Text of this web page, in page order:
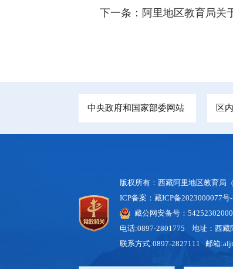
下一条： 阿里地区教育局关
中央政府和国家部委网站 区
版权所有：西藏阿里地区教育局
ICP备案：藏ICP备2023000077号
藏公网安备号：
电话:0897-2801775 地址：西藏
联系方式:0897-2827111 邮箱